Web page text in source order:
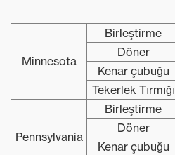
Minnesota
Birleştirme
Döner
Kenar çubuğu
Tekerlek Tırmığı
Pennsylvania
Birleştirme
Döner
Kenar çubuğu